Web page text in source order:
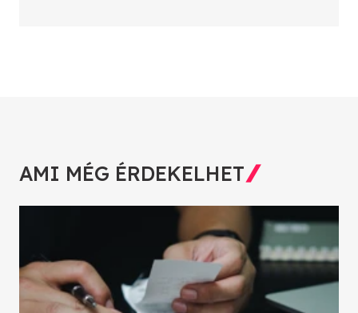
AMI MÉG ÉRDEKELHET